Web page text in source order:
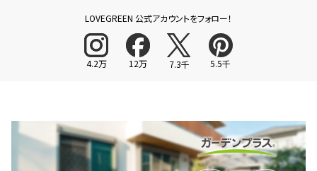
LOVEGREEN 公式アカウントをフォロー！
4.2万 12万 7.3千 5.5千